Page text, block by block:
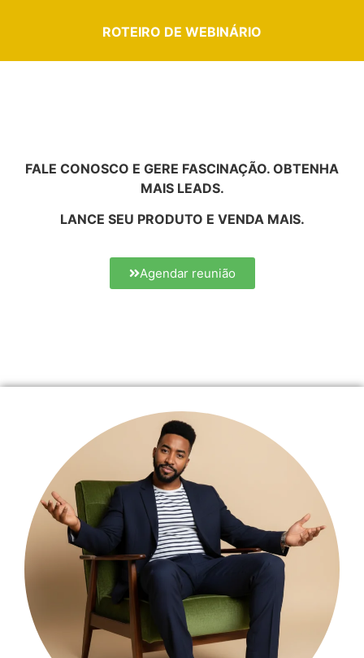
ROTEIRO DE WEBINÁRIO
FALE CONOSCO E GERE FASCINAÇÃO. OBTENHA
MAIS LEADS.
LANCE SEU PRODUTO E VENDA MAIS.
Agendar reunião